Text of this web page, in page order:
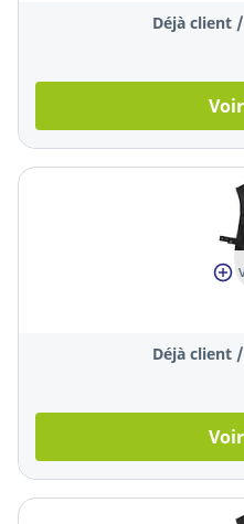
Déjà client
Déjà client